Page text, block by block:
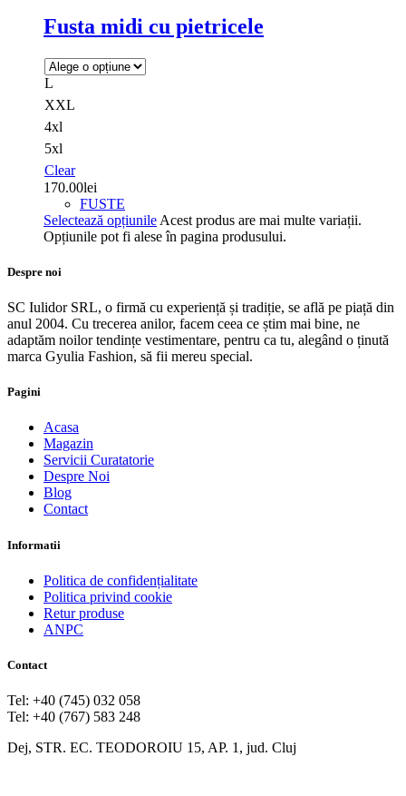
Fusta midi cu pietricele
L
XXL
4xl
5xl
Clear
170.00lei
FUSTE
Selectează opțiunile Acest produs are mai multe variații.
Opțiunile pot fi alese în pagina produsului.
Despre noi
SC Iulidor SRL, o firmă cu experiență și tradiție, se află pe piață din
anul 2004. Cu trecerea anilor, facem ceea ce știm mai bine, ne
adaptăm noilor tendințe vestimentare, pentru ca tu, alegând o ținută
marca Gyulia Fashion, să fii mereu special.
Pagini
Acasa
Magazin
Servicii Curatatorie
Despre Noi
Blog
Contact
Informatii
Politica de confidențialitate
Politica privind cookie
Retur produse
ANPC
Contact
Tel: +40 (745) 032 058
Tel: +40 (767) 583 248
Dej, STR. EC. TEODOROIU 15, AP. 1, jud. Cluj